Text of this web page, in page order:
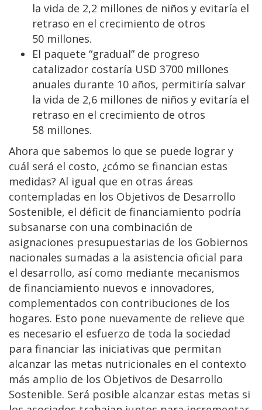
la vida de 2,2 millones de niños y evitaría el
retraso en el crecimiento de otros
50 millones.
El paquete “gradual” de progreso
catalizador costaría USD 3700 millones
anuales durante 10 años, permitiría salvar
la vida de 2,6 millones de niños y evitaría el
retraso en el crecimiento de otros
58 millones.
Ahora que sabemos lo que se puede lograr y
cuál será el costo, ¿cómo se financian estas
medidas? Al igual que en otras áreas
contempladas en los Objetivos de Desarrollo
Sostenible, el déficit de financiamiento podría
subsanarse con una combinación de
asignaciones presupuestarias de los Gobiernos
nacionales sumadas a la asistencia oficial para
el desarrollo, así como mediante mecanismos
de financiamiento nuevos e innovadores,
complementados con contribuciones de los
hogares. Esto pone nuevamente de relieve que
es necesario el esfuerzo de toda la sociedad
para financiar las iniciativas que permitan
alcanzar las metas nutricionales en el contexto
más amplio de los Objetivos de Desarrollo
Sostenible. Será posible alcanzar estas metas si